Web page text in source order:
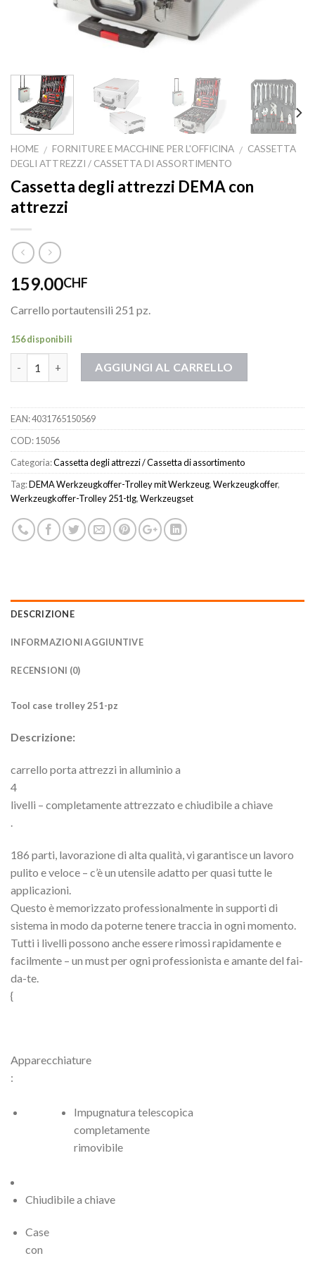
HOME / FORNITURE E MACCHINE PER L'OFFICINA / CASSETTA
DEGLI ATTREZZI / CASSETTA DI ASSORTIMENTO
Cassetta degli attrezzi DEMA con
attrezzi
159.00CHF
Carrello portautensili 251 pz.
156 disponibili
AGGIUNGI AL CARRELLO
EAN:4031765150569
COD:15056
Categoria:Cassetta degli attrezzi / Cassetta di assortimento
Tag:DEMA Werkzeugkoffer-Trolley mit Werkzeug,Werkzeugkoffer,
Werkzeugkoffer-Trolley 251-tlg,Werkzeugset
DESCRIZIONE
INFORMAZIONI AGGIUNTIVE
RECENSIONI (0)
Tool case trolley 251-pz
Descrizione:
carrello porta attrezzi in alluminio a
4
livelli – completamente attrezzato e chiudibile a chiave
.
186 parti, lavorazione di alta qualità, vi garantisce un lavoro
pulito e veloce – c’è un utensile adatto per quasi tutte le
applicazioni.
Questo è memorizzato professionalmente in supporti di
sistema in modo da poterne tenere traccia in ogni momento.
Tutti i livelli possono anche essere rimossi rapidamente e
facilmente – un must per ogni professionista e amante del fai-
da-te.
{
Apparecchiature
:
Impugnatura telescopica
completamente
rimovibile
Chiudibile a chiave
Case
con